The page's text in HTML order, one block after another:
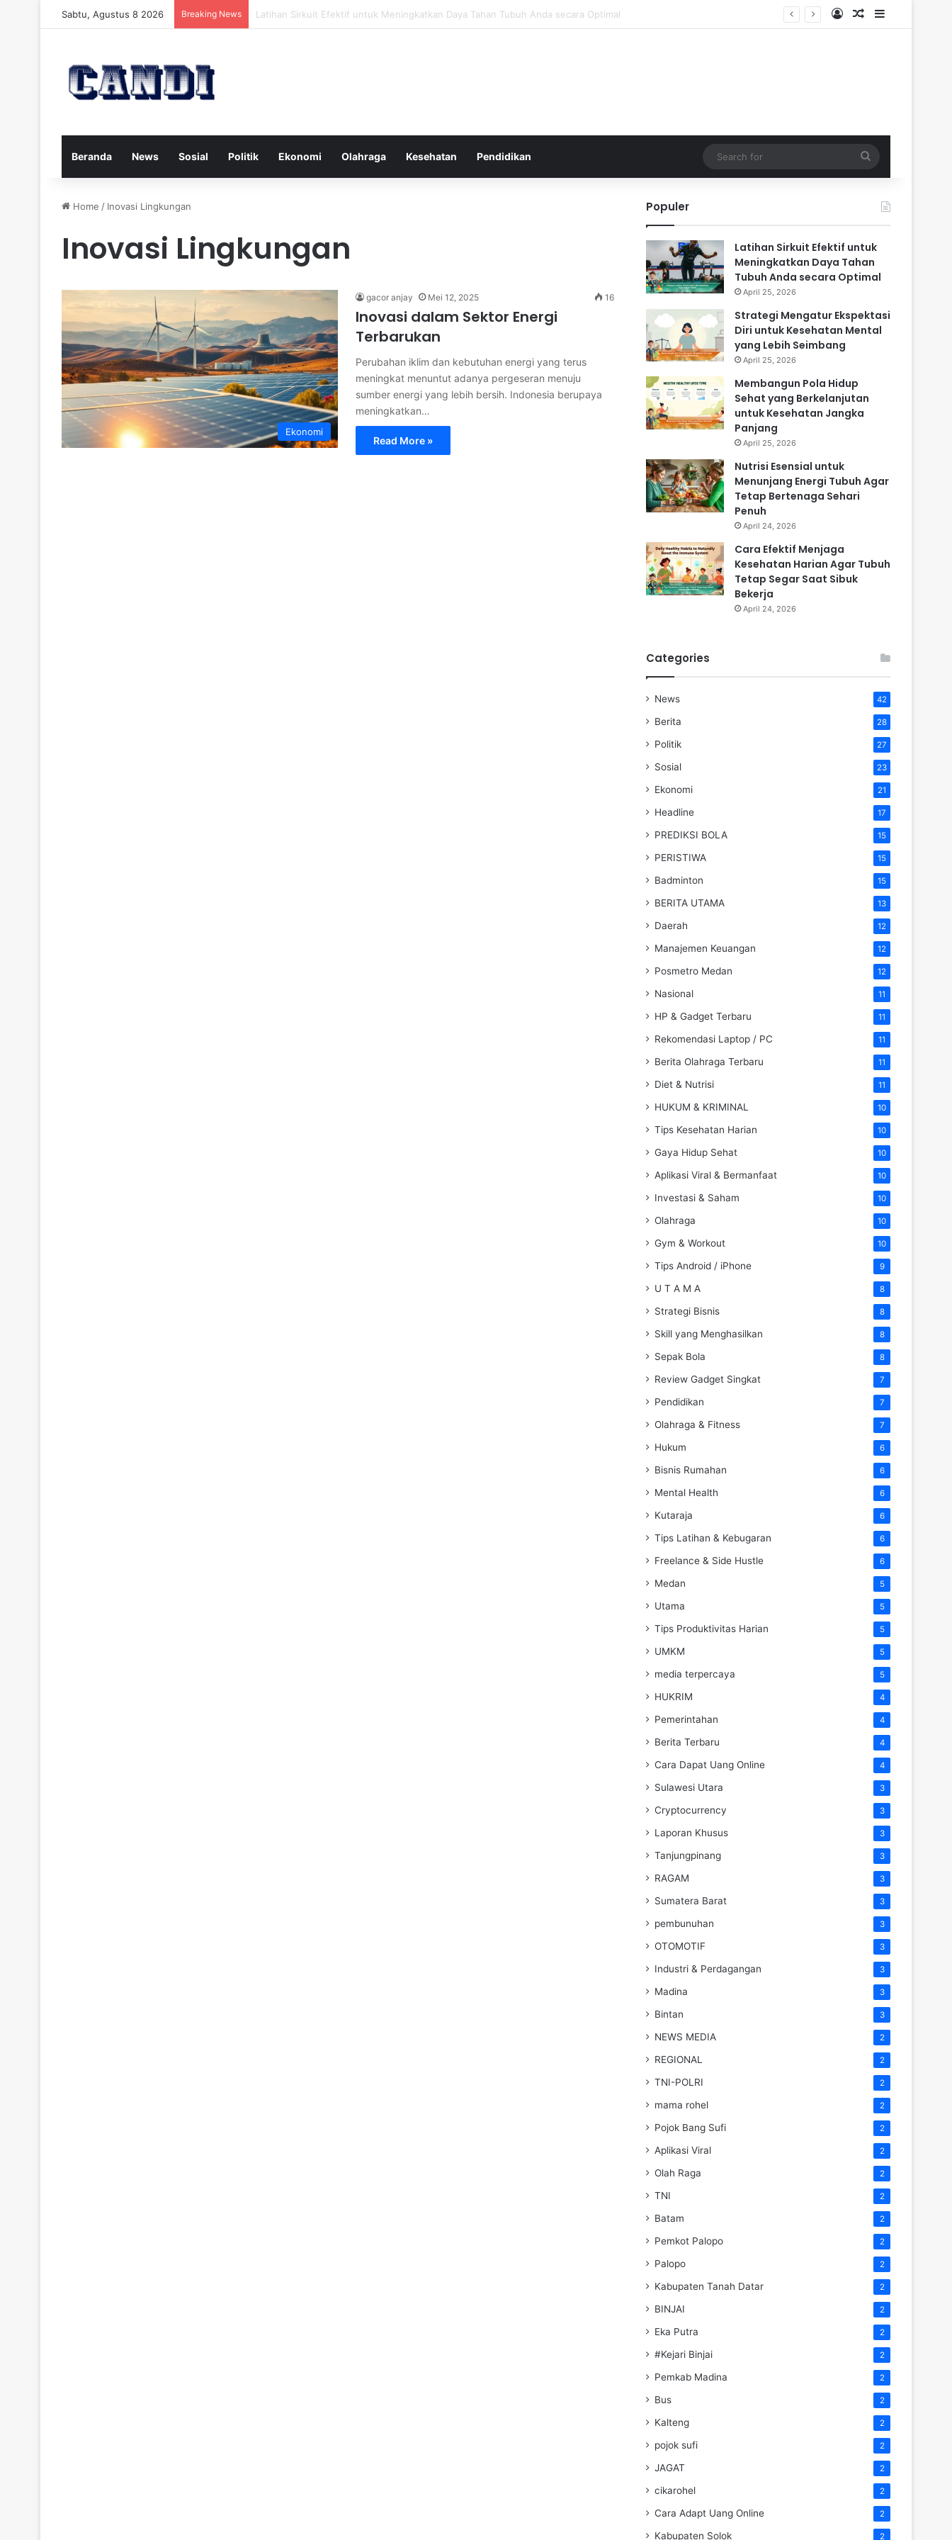
Sabtu, Agustus 8 2026 Breaking News Strategi Mengatur Ekspektasi Diri untuk Kesehatan Mental yang Lebih Seimbang Log InRandom Article
Sidebar
Beranda News Sosial Politik Ekonomi Olahraga Kesehatan Pendidikan
for
Home / Inovasi Lingkungan
Inovasi Lingkungan
Ekonomi
gacor anjay Mei 12, 2025 16
Inovasi dalam Sektor Energi
Terbarukan
Perubahan iklim dan kebutuhan energi yang terus
meningkat menuntut adanya pergeseran menuju
sumber energi yang lebih bersih. Indonesia berupaya
meningkatkan…
Read More »
Populer
Latihan Sirkuit Efektif untuk
Meningkatkan Daya Tahan
Tubuh Anda secara Optimal
April 25, 2026
Strategi Mengatur Ekspektasi
Diri untuk Kesehatan Mental
yang Lebih Seimbang
April 25, 2026
Membangun Pola Hidup
Sehat yang Berkelanjutan
untuk Kesehatan Jangka
Panjang
April 25, 2026
Nutrisi Esensial untuk
Menunjang Energi Tubuh Agar
Tetap Bertenaga Sehari
Penuh
April 24, 2026
Cara Efektif Menjaga
Kesehatan Harian Agar Tubuh
Tetap Segar Saat Sibuk
Bekerja
April 24, 2026
Categories
News 42
Berita 28
Politik 27
Sosial 23
Ekonomi 21
Headline 17
PREDIKSI BOLA 15
PERISTIWA 15
Badminton 15
BERITA UTAMA 13
Daerah 12
Manajemen Keuangan 12
Posmetro Medan 12
Nasional 11
HP & Gadget Terbaru 11
Rekomendasi Laptop / PC 11
Berita Olahraga Terbaru 11
Diet & Nutrisi 11
HUKUM & KRIMINAL 10
Tips Kesehatan Harian 10
Gaya Hidup Sehat 10
Aplikasi Viral & Bermanfaat 10
Investasi & Saham 10
Olahraga 10
Gym & Workout 10
Tips Android / iPhone 9
U T A M A 8
Strategi Bisnis 8
Skill yang Menghasilkan 8
Sepak Bola 8
Review Gadget Singkat 7
Pendidikan 7
Olahraga & Fitness 7
Hukum 6
Bisnis Rumahan 6
Mental Health 6
Kutaraja 6
Tips Latihan & Kebugaran 6
Freelance & Side Hustle 6
Medan 5
Utama 5
Tips Produktivitas Harian 5
UMKM 5
media terpercaya 5
HUKRIM 4
Pemerintahan 4
Berita Terbaru 4
Cara Dapat Uang Online 4
Sulawesi Utara 3
Cryptocurrency 3
Laporan Khusus 3
Tanjungpinang 3
RAGAM 3
Sumatera Barat 3
pembunuhan 3
OTOMOTIF 3
Industri & Perdagangan 3
Madina 3
Bintan 3
NEWS MEDIA 2
REGIONAL 2
TNI-POLRI 2
mama rohel 2
Pojok Bang Sufi 2
Aplikasi Viral 2
Olah Raga 2
TNI 2
Batam 2
Pemkot Palopo 2
Palopo 2
Kabupaten Tanah Datar 2
BINJAI 2
Eka Putra 2
#Kejari Binjai 2
Pemkab Madina 2
Bus 2
Kalteng 2
pojok sufi 2
JAGAT 2
cikarohel 2
Cara Adapt Uang Online 2
Kabupaten Solok 2